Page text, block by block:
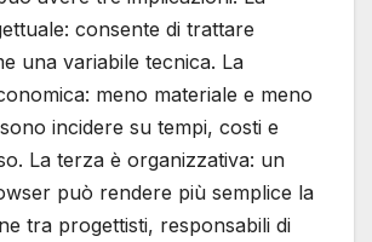
consente di trattare
una variabile tecnica. La
meno materiale e meno
incidere su tempi, costi e
La terza è organizzativa: un
può rendere più semplice la
tra progettisti, responsabili di